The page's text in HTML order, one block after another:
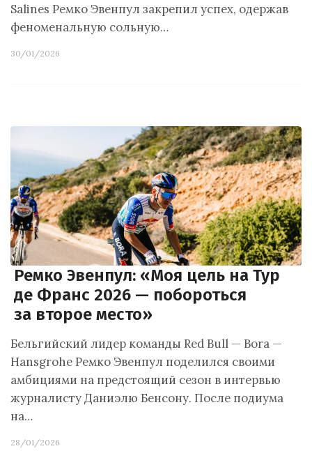
Salines Ремко Эвенпул закрепил успех, одержав
феноменальную сольную…
30/01/2026
Ремко Эвенпул: «Моя цель на Тур
де Франс 2026 — побороться
за второе место»
Бельгийский лидер команды Red Bull — Bora —
Hansgrohe Ремко Эвенпул поделился своими
амбициями на предстоящий сезон в интервью
журналисту Даниэлю Бенсону. После подиума
на…
28/01/2026